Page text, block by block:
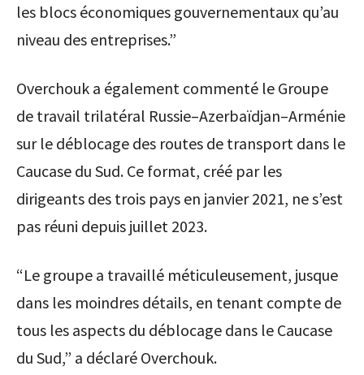
les blocs économiques gouvernementaux qu’au
niveau des entreprises.”
Overchouk a également commenté le Groupe
de travail trilatéral Russie–Azerbaïdjan–Arménie
sur le déblocage des routes de transport dans le
Caucase du Sud. Ce format, créé par les
dirigeants des trois pays en janvier 2021, ne s’est
pas réuni depuis juillet 2023.
“Le groupe a travaillé méticuleusement, jusque
dans les moindres détails, en tenant compte de
tous les aspects du déblocage dans le Caucase
du Sud,” a déclaré Overchouk.